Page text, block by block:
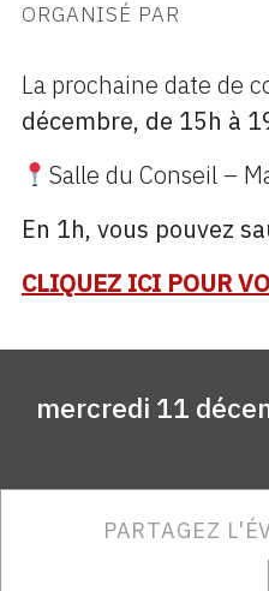
ORGANISÉ PAR
La prochaine date de
décembre, de 15h à
Salle du Conseil –
En 1h, vous pouvez
CLIQUEZ ICI POUR
mercredi 11
PARTAGEZ